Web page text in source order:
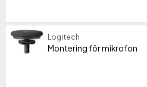
Visa fler
Produktlinje
Logitech
Montering för mikrofon